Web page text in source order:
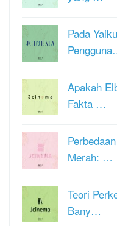
Pada
Apakah
Fakta …
Merah: …
Teori
Bany…